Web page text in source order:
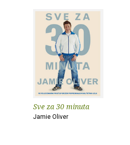
Sve za 30 minuta
Jamie Oliver